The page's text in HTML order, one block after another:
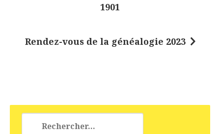
1901
Rendez-vous de la généalogie 2023
Rechercher :